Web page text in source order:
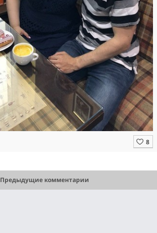
Предыдущие комментарии